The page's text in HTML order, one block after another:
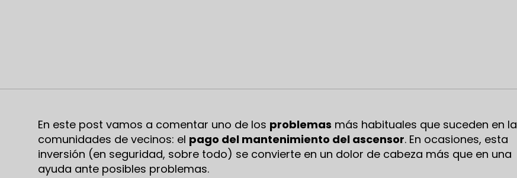
En este post vamos a comentar uno de los problemas más habituales que suceden en la
comunidades de vecinos: el pago del mantenimiento del ascensor. En ocasiones, esta
inversión (en seguridad, sobre todo) se convierte en un dolor de cabeza más que en una
ayuda ante posibles problemas.